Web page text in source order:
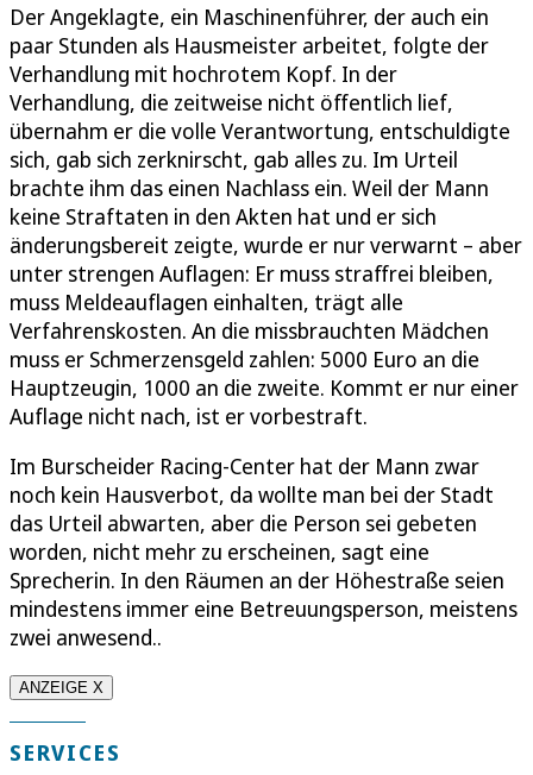
Der Angeklagte, ein Maschinenführer, der auch ein
paar Stunden als Hausmeister arbeitet, folgte der
Verhandlung mit hochrotem Kopf. In der
Verhandlung, die zeitweise nicht öffentlich lief,
übernahm er die volle Verantwortung, entschuldigte
sich, gab sich zerknirscht, gab alles zu. Im Urteil
brachte ihm das einen Nachlass ein. Weil der Mann
keine Straftaten in den Akten hat und er sich
änderungsbereit zeigte, wurde er nur verwarnt – aber
unter strengen Auflagen: Er muss straffrei bleiben,
muss Meldeauflagen einhalten, trägt alle
Verfahrenskosten. An die missbrauchten Mädchen
muss er Schmerzensgeld zahlen: 5000 Euro an die
Hauptzeugin, 1000 an die zweite. Kommt er nur einer
Auflage nicht nach, ist er vorbestraft.
Im Burscheider Racing-Center hat der Mann zwar
noch kein Hausverbot, da wollte man bei der Stadt
das Urteil abwarten, aber die Person sei gebeten
worden, nicht mehr zu erscheinen, sagt eine
Sprecherin. In den Räumen an der Höhestraße seien
mindestens immer eine Betreuungsperson, meistens
zwei anwesend..
ANZEIGE X
SERVICES